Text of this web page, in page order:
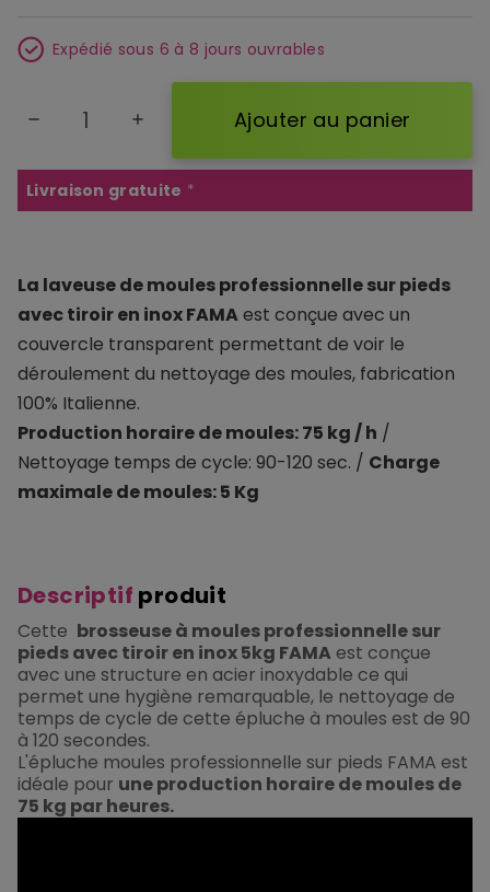
La laveuse de moules professionnelle sur pieds
avec tiroir en inox FAMAest conçue avec un
couvercle transparent permettant de voir le
déroulement du nettoyage des moules, fabrication
100% Italienne.
Production horaire de moules: 75 kg / h /
Nettoyage temps de cycle: 90-120 sec. / Charge
maximale de moules: 5 Kg
Livraison gratuite *
Expédié sous 6 à 8 jours ouvrables
remove add Ajouter au panier
Descriptif produit
Cette brosseuse à moules professionnelle sur
pieds avec tiroir en inox 5kg FAMAest conçue
avec une structure en acier inoxydable ce qui
permet une hygiène remarquable, le nettoyage de
temps de cycle de cette épluche à moules est de 90
à 120 secondes.
L'épluche moules professionnelle sur pieds FAMA est
idéale pour une production horaire de moules de
75 kg par heures.